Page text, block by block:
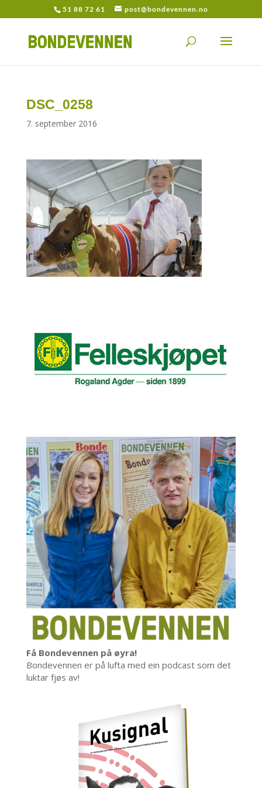
51 88 72 61 post@bondevennen.no
DSC_0258
7. september 2016
Få Bondevennen på øyra!
Bondevennen er på lufta med ein podcast som det
luktar fjøs av!